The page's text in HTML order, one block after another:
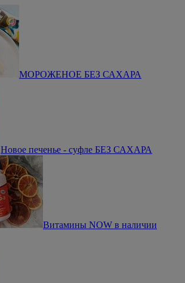
МОРОЖЕНОЕ БЕЗ САХАРА
Новое печенье - суфле БЕЗ САХАРА
Витамины NOW в наличии